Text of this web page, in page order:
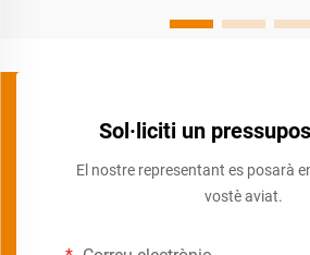
Sol·liciti un
El nostre representant es posarà
vostè aviat.